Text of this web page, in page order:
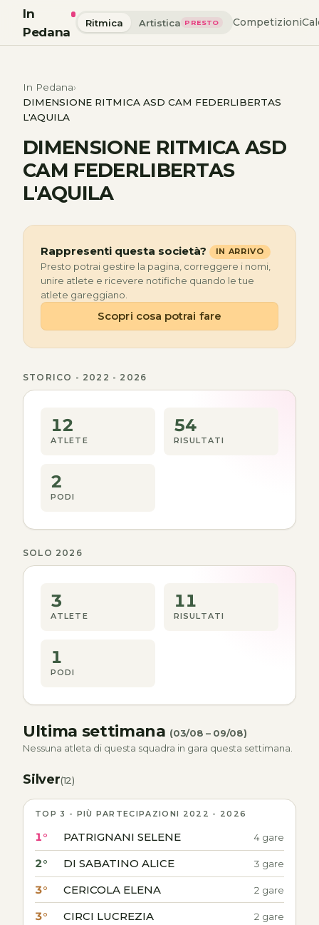
In
Pedana
Ritmica Artistica PRESTO Competizioni
In Pedana
DIMENSIONE RITMICA ASD CAM FEDERLIBERTAS
L'AQUILA
DIMENSIONE RITMICA ASD
CAM FEDERLIBERTAS
L'AQUILA
Rappresenti questa società? IN ARRIVO
Presto potrai gestire la pagina, correggere i nomi,
unire atlete e ricevere notifiche quando le tue
atlete gareggiano.
Scopri cosa potrai fare
STORICO - 2022 - 2026
12
ATLETE
54
RISULTATI
2
PODI
SOLO 2026
3
ATLETE
11
RISULTATI
1
PODI
Ultima settimana (03/08 – 09/08)
Nessuna atleta di questa squadra in gara questa settimana.
Silver(12)
TOP 3 - PIÙ PARTECIPAZIONI 2022 - 2026
1° PATRIGNANI SELENE 4 gare
2° DI SABATINO ALICE 3 gare
3° CERICOLA ELENA 2 gare
3° CIRCI LUCREZIA 2 gare